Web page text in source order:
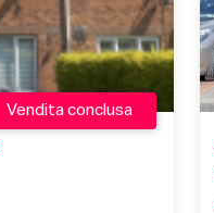
Vendita conclusa